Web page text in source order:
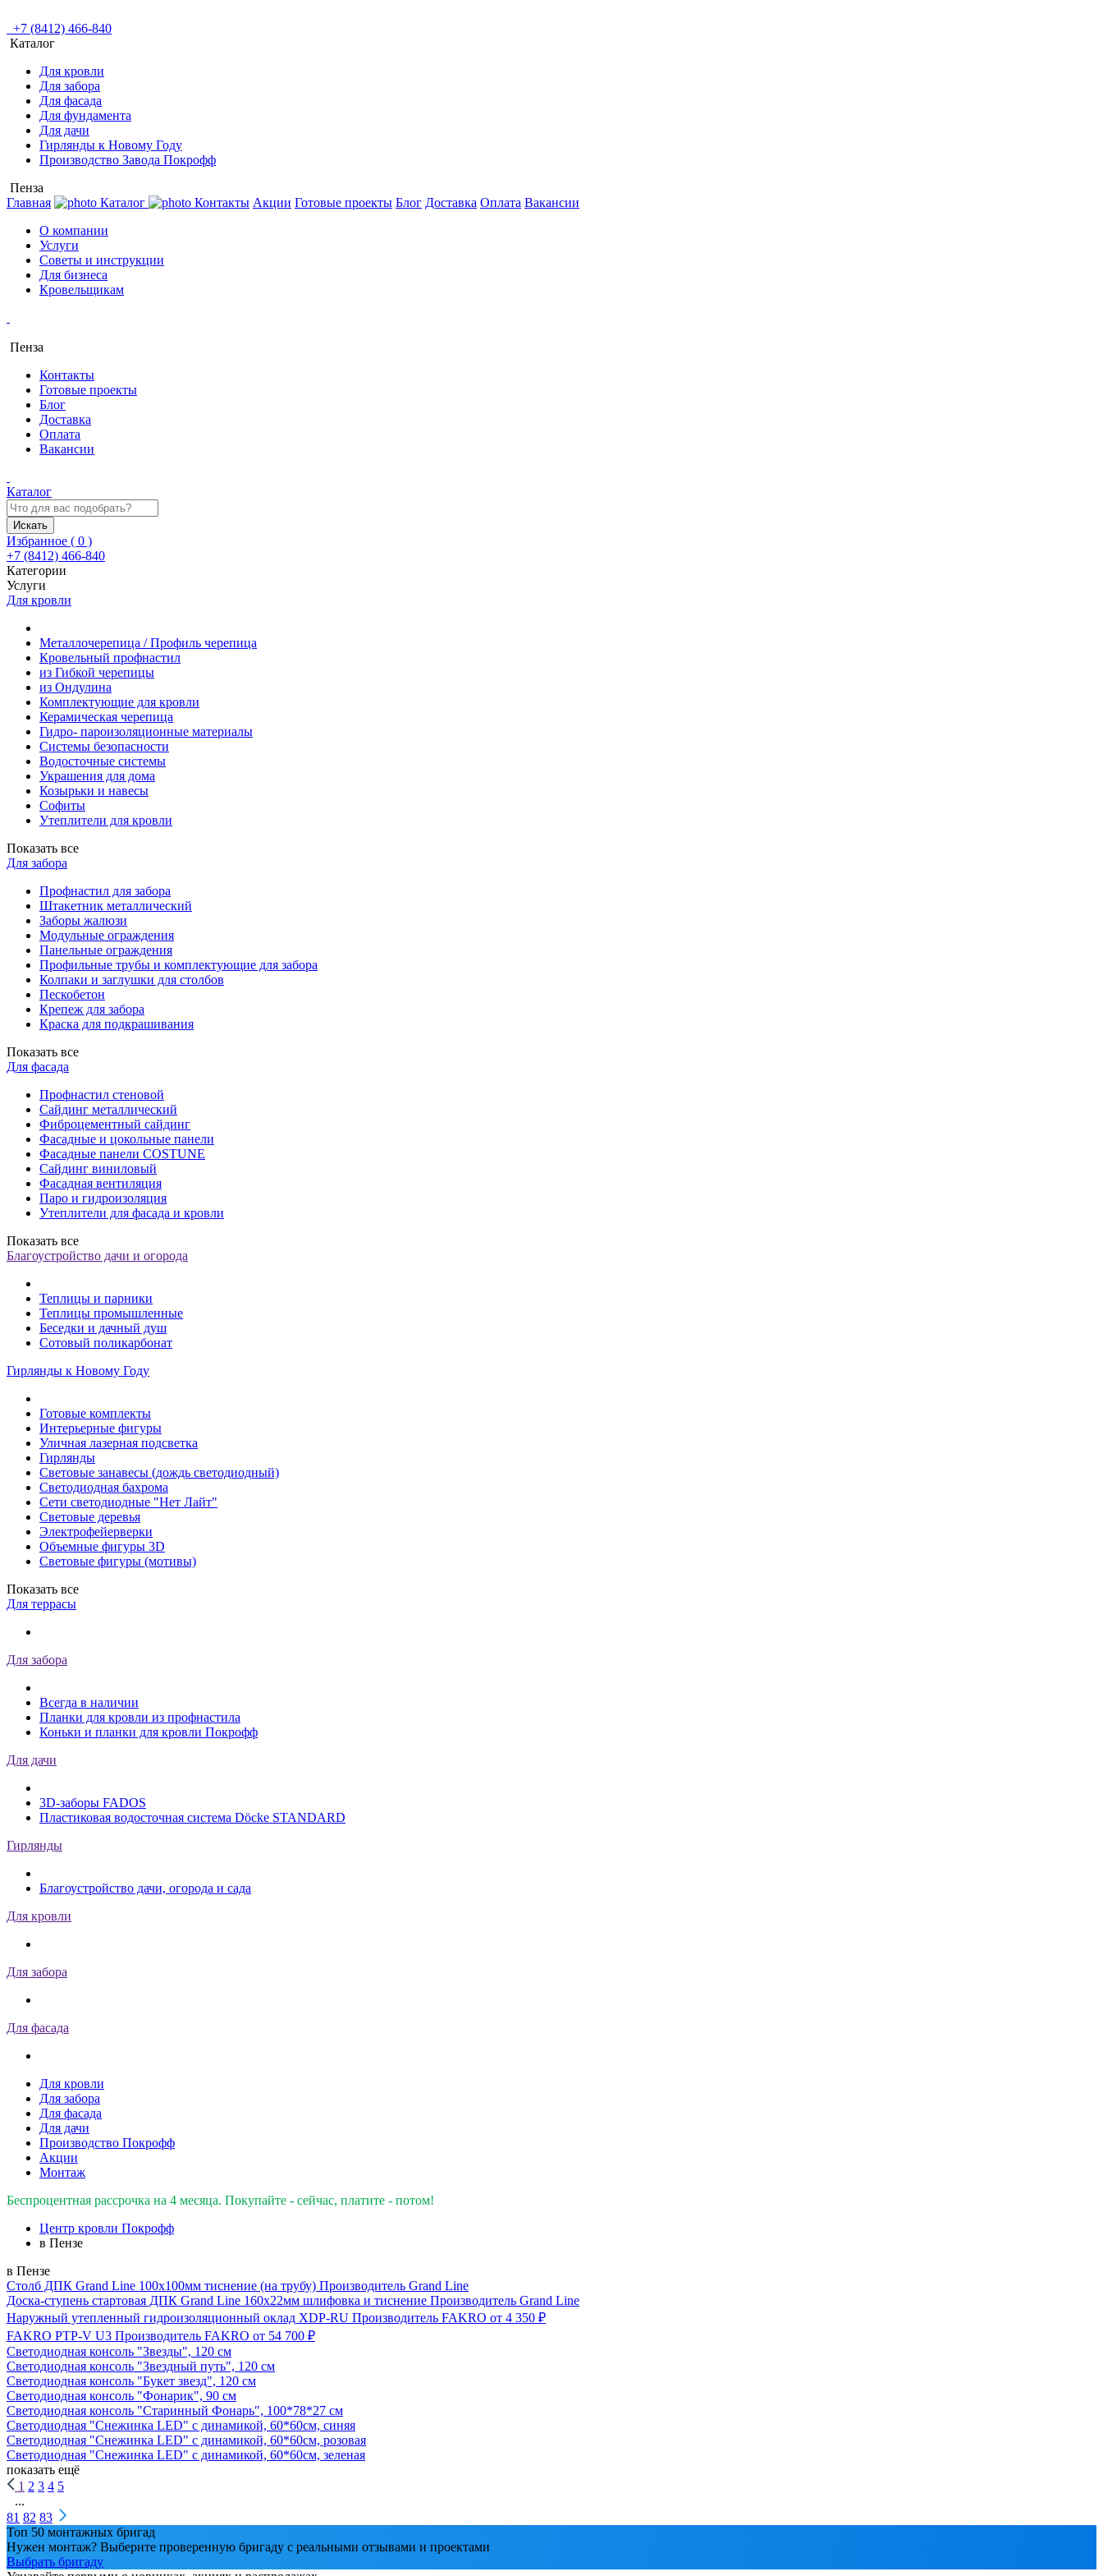
+7 (8412) 466-840
Каталог
Для кровли
Для забора
Для фасада
Для фундамента
Для дачи
Гирлянды к Новому Году
Производство Завода Покрофф
Пенза
Главная
Каталог Контакты Акции Готовые проекты Блог Доставка Оплата Вакансии
О компании
Услуги
Советы и инструкции
Для бизнеса
Кровельщикам
Пенза
Контакты
Готовые проекты
Блог
Доставка
Оплата
Вакансии
Каталог
Искать
Избранное ( 0 )
+7 (8412) 466-840
Категории
Услуги
Для кровли
Металлочерепица / Профиль черепица
Кровельный профнастил
из Гибкой черепицы
из Ондулина
Комплектующие для кровли
Керамическая черепица
Гидро- пароизоляционные материалы
Системы безопасности
Водосточные системы
Украшения для дома
Козырьки и навесы
Софиты
Утеплители для кровли
Показать все
Для забора
Профнастил для забора
Штакетник металлический
Заборы жалюзи
Модульные ограждения
Панельные ограждения
Профильные трубы и комплектующие для забора
Колпаки и заглушки для столбов
Пескобетон
Крепеж для забора
Краска для подкрашивания
Показать все
Для фасада
Профнастил стеновой
Сайдинг металлический
Фиброцементный сайдинг
Фасадные и цокольные панели
Фасадные панели COSTUNE
Сайдинг виниловый
Фасадная вентиляция
Паро и гидроизоляция
Утеплители для фасада и кровли
Показать все
Благоустройство дачи и огорода
Теплицы и парники
Теплицы промышленные
Беседки и дачный душ
Сотовый поликарбонат
Гирлянды к Новому Году
Готовые комплекты
Интерьерные фигуры
Уличная лазерная подсветка
Гирлянды
Световые занавесы (дождь светодиодный)
Светодиодная бахрома
Сети светодиодные "Нет Лайт"
Световые деревья
Электрофейерверки
Объемные фигуры 3D
Световые фигуры (мотивы)
Показать все
Для террасы
Для забора
Всегда в наличии
Планки для кровли из профнастила
Коньки и планки для кровли Покрофф
Для дачи
3D-заборы FADOS
Пластиковая водосточная система Döcke STANDARD
Гирлянды
Благоустройство дачи, огорода и сада
Для кровли
Для забора
Для фасада
Для кровли
Для забора
Для фасада
Для дачи
Производство Покрофф
Акции
Монтаж
Беспроцентная рассрочка на 4 месяца. Покупайте - сейчас, платите - потом!
Центр кровли Покрофф
в Пензе
в Пензе
Столб ДПК Grand Line 100х100мм тиснение (на трубу) Производитель Grand Line
Доска-ступень стартовая ДПК Grand Line 160х22мм шлифовка и тиснение Производитель Grand Line
Наружный утепленный гидроизоляционный оклад XDP-RU Производитель FAKRO от 4 350 ₽
FAKRO PTP-V U3 Производитель FAKRO от 54 700 ₽
Светодиодная консоль "Звезды", 120 см
Светодиодная консоль "Звездный путь", 120 см
Светодиодная консоль "Букет звезд", 120 см
Светодиодная консоль "Фонарик", 90 см
Светодиодная консоль "Старинный Фонарь", 100*78*27 см
Светодиодная "Снежинка LED" с динамикой, 60*60см, синяя
Светодиодная "Снежинка LED" с динамикой, 60*60см, розовая
Светодиодная "Снежинка LED" с динамикой, 60*60см, зеленая
показать ещё
1 2 3 4 5
...
81 82 83
Топ 50 монтажных бригад
Нужен монтаж? Выберите проверенную бригаду с реальными отзывами и проектами
Выбрать бригаду